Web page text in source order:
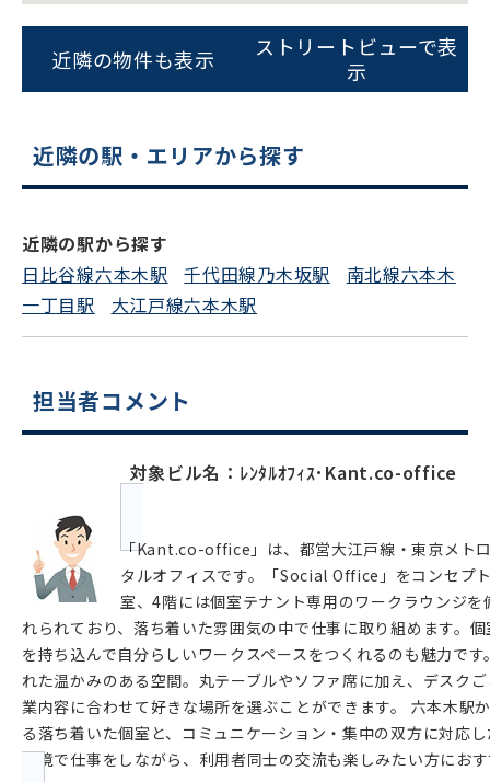
平日 9:00〜18:00
電話でお問い合わせ
フォームでお問い合わせ
近隣の物件も表示
ストリートビューで表
示
近隣の駅・エリアから探す
近隣の駅から探す
日比谷線六本木駅
千代田線乃木坂駅
南北線六本木
一丁目駅
大江戸線六本木駅
担当者コメント
対象ビル名：ﾚﾝﾀﾙｵﾌｨｽ･Kant.co-office
「Kant.co-office」は、都営大江戸線・東京メト
タルオフィスです。「Social Office」をコンセプ
室、4階には個室テナント専用のワークラウンジ
れられており、落ち着いた雰囲気の中で仕事に取り組めます。
を持ち込んで自分らしいワークスペースをつくれるのも魅力で
れた温かみのある空間。丸テーブルやソファ席に加え、デスク
業内容に合わせて好きな場所を選ぶことができます。 六本木駅
る落ち着いた個室と、コミュニケーション・集中の双方に対
環境で仕事をしながら、利用者同士の交流も楽しみたい方にお